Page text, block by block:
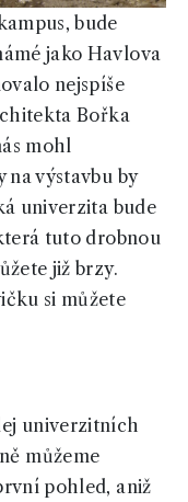
bude
jako Havlova
nejspíše
Bořka
mohl
na výstavbu by
univerzita bude
tuto drobnou
již brzy.
si můžete
univerzitních
můžeme
pohled, aniž